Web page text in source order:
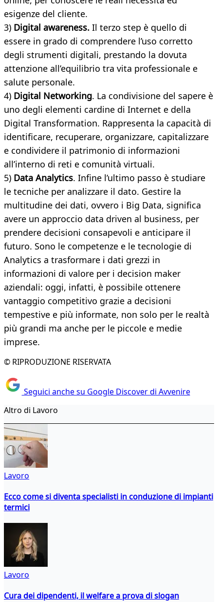
esigenze del cliente.
3) Digital awareness. Il terzo step è quello di
essere in grado di comprendere l’uso corretto
degli strumenti digitali, prestando la dovuta
attenzione all’equilibrio tra vita professionale e
salute personale.
4) Digital Networking. La condivisione del sapere è
uno degli elementi cardine di Internet e della
Digital Transformation. Rappresenta la capacità di
identificare, recuperare, organizzare, capitalizzare
e condividere il patrimonio di informazioni
all’interno di reti e comunità virtuali.
5) Data Analytics. Infine l’ultimo passo è studiare
le tecniche per analizzare il dato. Gestire la
multitudine dei dati, ovvero i Big Data, significa
avere un approccio data driven al business, per
prendere decisioni consapevoli e anticipare il
futuro. Sono le competenze e le tecnologie di
Analytics a trasformare i dati grezzi in
informazioni di valore per i decision maker
aziendali: oggi, infatti, è possibile ottenere
vantaggio competitivo grazie a decisioni
tempestive e più informate, non solo per le realtà
più grandi ma anche per le piccole e medie
imprese.
© RIPRODUZIONE RISERVATA
Seguici anche su Google Discover di Avvenire
Altro di Lavoro
Lavoro
Ecco come si diventa specialisti in conduzione di impianti
termici
Lavoro
Cura dei dipendenti, il welfare a prova di slogan